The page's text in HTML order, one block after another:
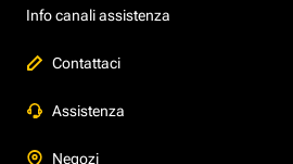
Info canali assistenza
Contattaci
Assistenza
Negozi